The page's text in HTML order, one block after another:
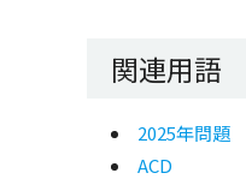
関連用語
2025年問題
ACD